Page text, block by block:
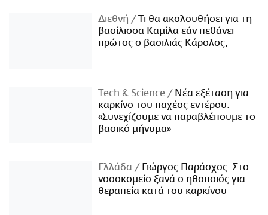
Διεθνή
Τι θα ακολουθήσει για τη
βασίλισσα Καμίλα εάν πεθάνει
πρώτος ο βασιλιάς Κάρολος;
Τech & Science
Νέα εξέταση για
καρκίνο του παχέος εντέρου:
«Συνεχίζουμε να παραβλέπουμε το
βασικό μήνυμα»
Ελλάδα
Γιώργος Παράσχος: Στο
νοσοκομείο ξανά ο ηθοποιός για
θεραπεία κατά του καρκίνου